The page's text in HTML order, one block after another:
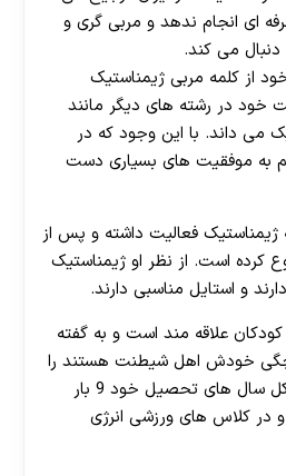
ای انجام ندهد و مربی گری و
می کند.
از کلمه مربی ژیمناستیک
خود در رشته های دیگر مانند
می داند. با این وجود که در
به موفقیت های بسیاری دست
رشته ژیمناستیک فعالیت داشته و پس از
کرده است. از نظر او ژیمناستیک
و استایل مناسبی دارند.
علاقه مند است و به گفته
خودش اهل شیطنت هستند را
خیلی دوست دارد. او در کل سال های تحصیل خود 9 بار
در کلاس های ورزشی انرژی